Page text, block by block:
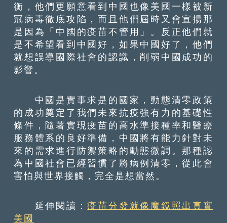
衡，他們更願意看到中國也像美國一樣被新
冠病毒徹底攻陷，而且他們屆時又會宣揚那
是因為「中國的疫苗不管用」。反正他們就
是不希望看到中國好，如果中國好了，他們
就想誤導國際社會的認識，削弱中國成功的
影響。
中國是實事求是的國家，動態清零政策
的成功奠定了我們未來抗疫強有力的基礎性
條件，隨著實現疫苗的高水準接種率和醫療
服務體系的良好準備，中國將有能力針對未
來的需求進行防禦策略的動態微調。那種認
為中國社會已經習慣了將病例清零，從此會
害怕與世界接觸，完全是想當然。
延伸閱讀：疫苗分發就像魔鏡照出真實
美國